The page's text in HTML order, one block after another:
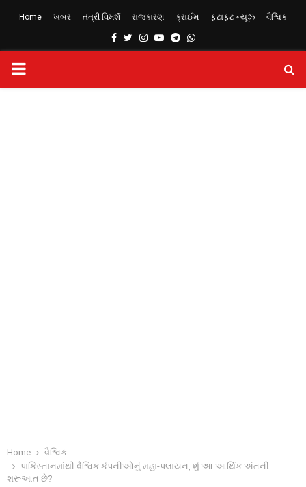
Home ખબર તંત્રી વિમર્શ રાજકારણ ક્રાઈમ ફટાફટ ન્યૂઝ વૈશ્વિક
Facebook
TwitterInstagram
YoutubeTelegram
Whatsapp
PRIMARY
Home
વૈશ્વિક
પાકિસ્તાનમાંથી વૈશ્વિક કંપનીઓનું મહા-પલાયન, શું આ આર્થિક અંતની
શરૂઆત છે?